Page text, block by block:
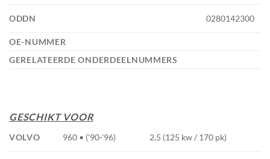
ODDN 0280142300
OE-NUMMER
GERELATEERDE ONDERDEELNUMMERS
GESCHIKT VOOR
VOLVO 960 • ('90-'96) 2.5 (125 kw / 170 pk)